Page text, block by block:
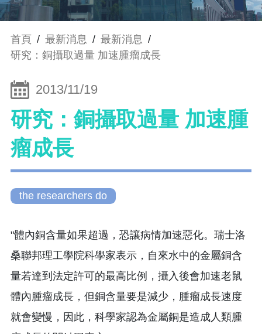
首頁 / 最新消息 / 最新消息 /
研究：銅攝取過量 加速腫瘤成長
2013/11/19
研究：銅攝取過量 加速腫
瘤成長
the researchers do
"體內銅含量如果超過，恐讓病情加速惡化。瑞士洛
桑聯邦理工學院科學家表示，自來水中的金屬銅含
量若達到法定許可的最高比例，攝入後會加速老鼠
體內腫瘤成長，但銅含量要是減少，腫瘤成長速度
就會變慢，因此，科學家認為金屬銅是造成人類腫